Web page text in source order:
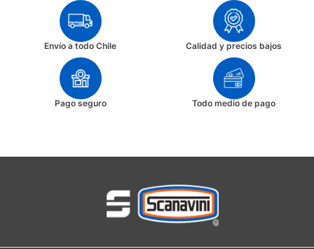
Envío a todo Chile Calidad y precios bajos
Pago seguro Todo medio de pago